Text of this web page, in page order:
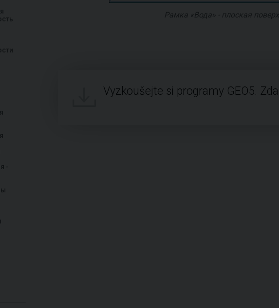
-
Рамка «Вода» - плоская
Vyzkoušejte si programy GEO5.